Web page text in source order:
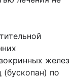
желез
(бускопан) по